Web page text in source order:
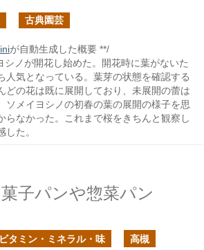
古典園芸
が自動生成した概要 **/
シノが開花し始めた。開花時に葉がないた
人気となっている。葉芽の状態を確認する
どの花は既に展開しており、未展開の蕾は
ソメイヨシノの初春の葉の展開の様子を思
らなかった。これまで桜をきちんと観察し
た。
子パンや惣菜パン
ビタミン・ミネラル・味 高槻